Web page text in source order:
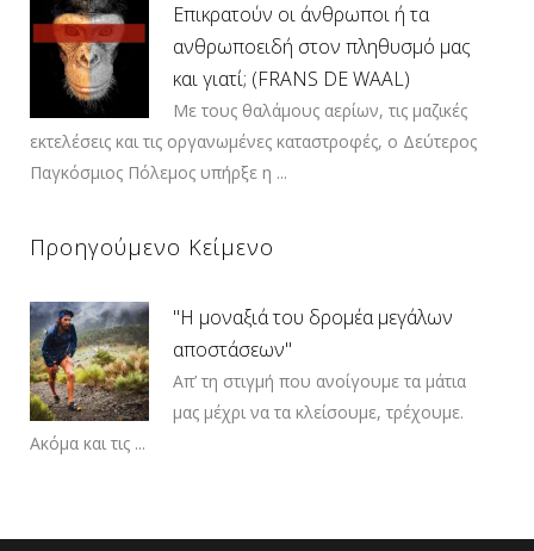
Επικρατούν οι άνθρωποι ή τα
ανθρωποειδή στον πληθυσμό μας
και γιατί; (FRANS DE WAAL)
Με τους θαλάμους αερίων, τις μαζικές
εκτελέσεις και τις οργανωμένες καταστροφές, ο Δεύτερος
Παγκόσμιος Πόλεμος υπήρξε η ...
Προηγούμενο Κείμενο
"Η μοναξιά του δρομέα μεγάλων
αποστάσεων"
Απ’ τη στιγμή που ανοίγουμε τα μάτια
μας μέχρι να τα κλείσουμε, τρέχουμε.
Ακόμα και τις ...